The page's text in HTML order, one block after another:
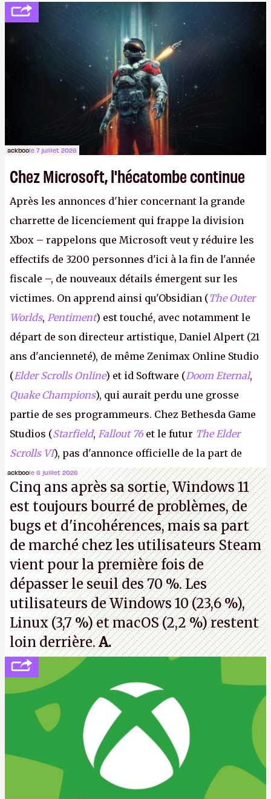
développement (pour ce que l'on sait, ils bossent
peut-être sur
Fallout Football ou
Fallout vs. Les
Lapins Crétins) et l'Obsidian d'aujourd'hui n'est plus
le même studio qu'il y a 15 ans. Mais bon, OK, on
peut commencer à fantasmer.A.
ackboole 7 juillet 2026
Chez Microsoft, l'hécatombe continue
Après les annonces d'hier concernant la grande
charrette de licenciement qui frappe la division
Xbox – rappelons que Microsoft veut y réduire les
effectifs de 3200 personnes d'ici à la fin de l'année
fiscale –, de nouveaux détails émergent sur les
victimes. On apprend ainsi qu'Obsidian (The Outer
Worlds, Pentiment) est touché, avec notamment le
départ de son directeur artistique, Daniel Alpert (21
ans d'ancienneté), de même Zenimax Online Studio
(Elder Scrolls Online) et id Software (Doom Eternal,
Quake Champions), qui aurait perdu une grosse
partie de ses programmeurs. Chez Bethesda Game
Studios (Starfield, Fallout 76 et le futur The Elder
Scrolls VI), pas d'annonce officielle de la part de
Microsoft, mais le syndicat des employés confirme
de nombreux licenciements.A.
ackboole 6 juillet 2026
Cinq ans après sa sortie, Windows 11
est toujours bourré de problèmes, de
bugs et d'incohérences, mais sa part
de marché chez les utilisateurs Steam
vient pour la première fois de
dépasser le seuil des 70 %. Les
utilisateurs de Windows 10 (23,6 %),
Linux (3,7 %) et macOS (2,2 %) restent
loin derrière.A.